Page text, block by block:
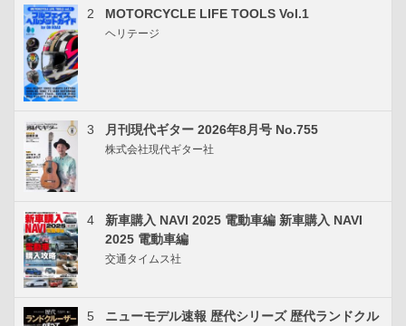
2 MOTORCYCLE LIFE TOOLS Vol.1
ヘリテージ
3 月刊現代ギター 2026年8月号 No.755
株式会社現代ギター社
4
新車購入 NAVI 2025 電動車編 新車購入 NAVI
2025 電動車編
交通タイムス社
5
ニューモデル速報 歴代シリーズ 歴代ランドクル